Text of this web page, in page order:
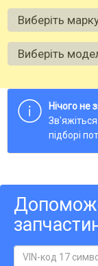
Виберіть
Виберіть
Нічого не
підборі